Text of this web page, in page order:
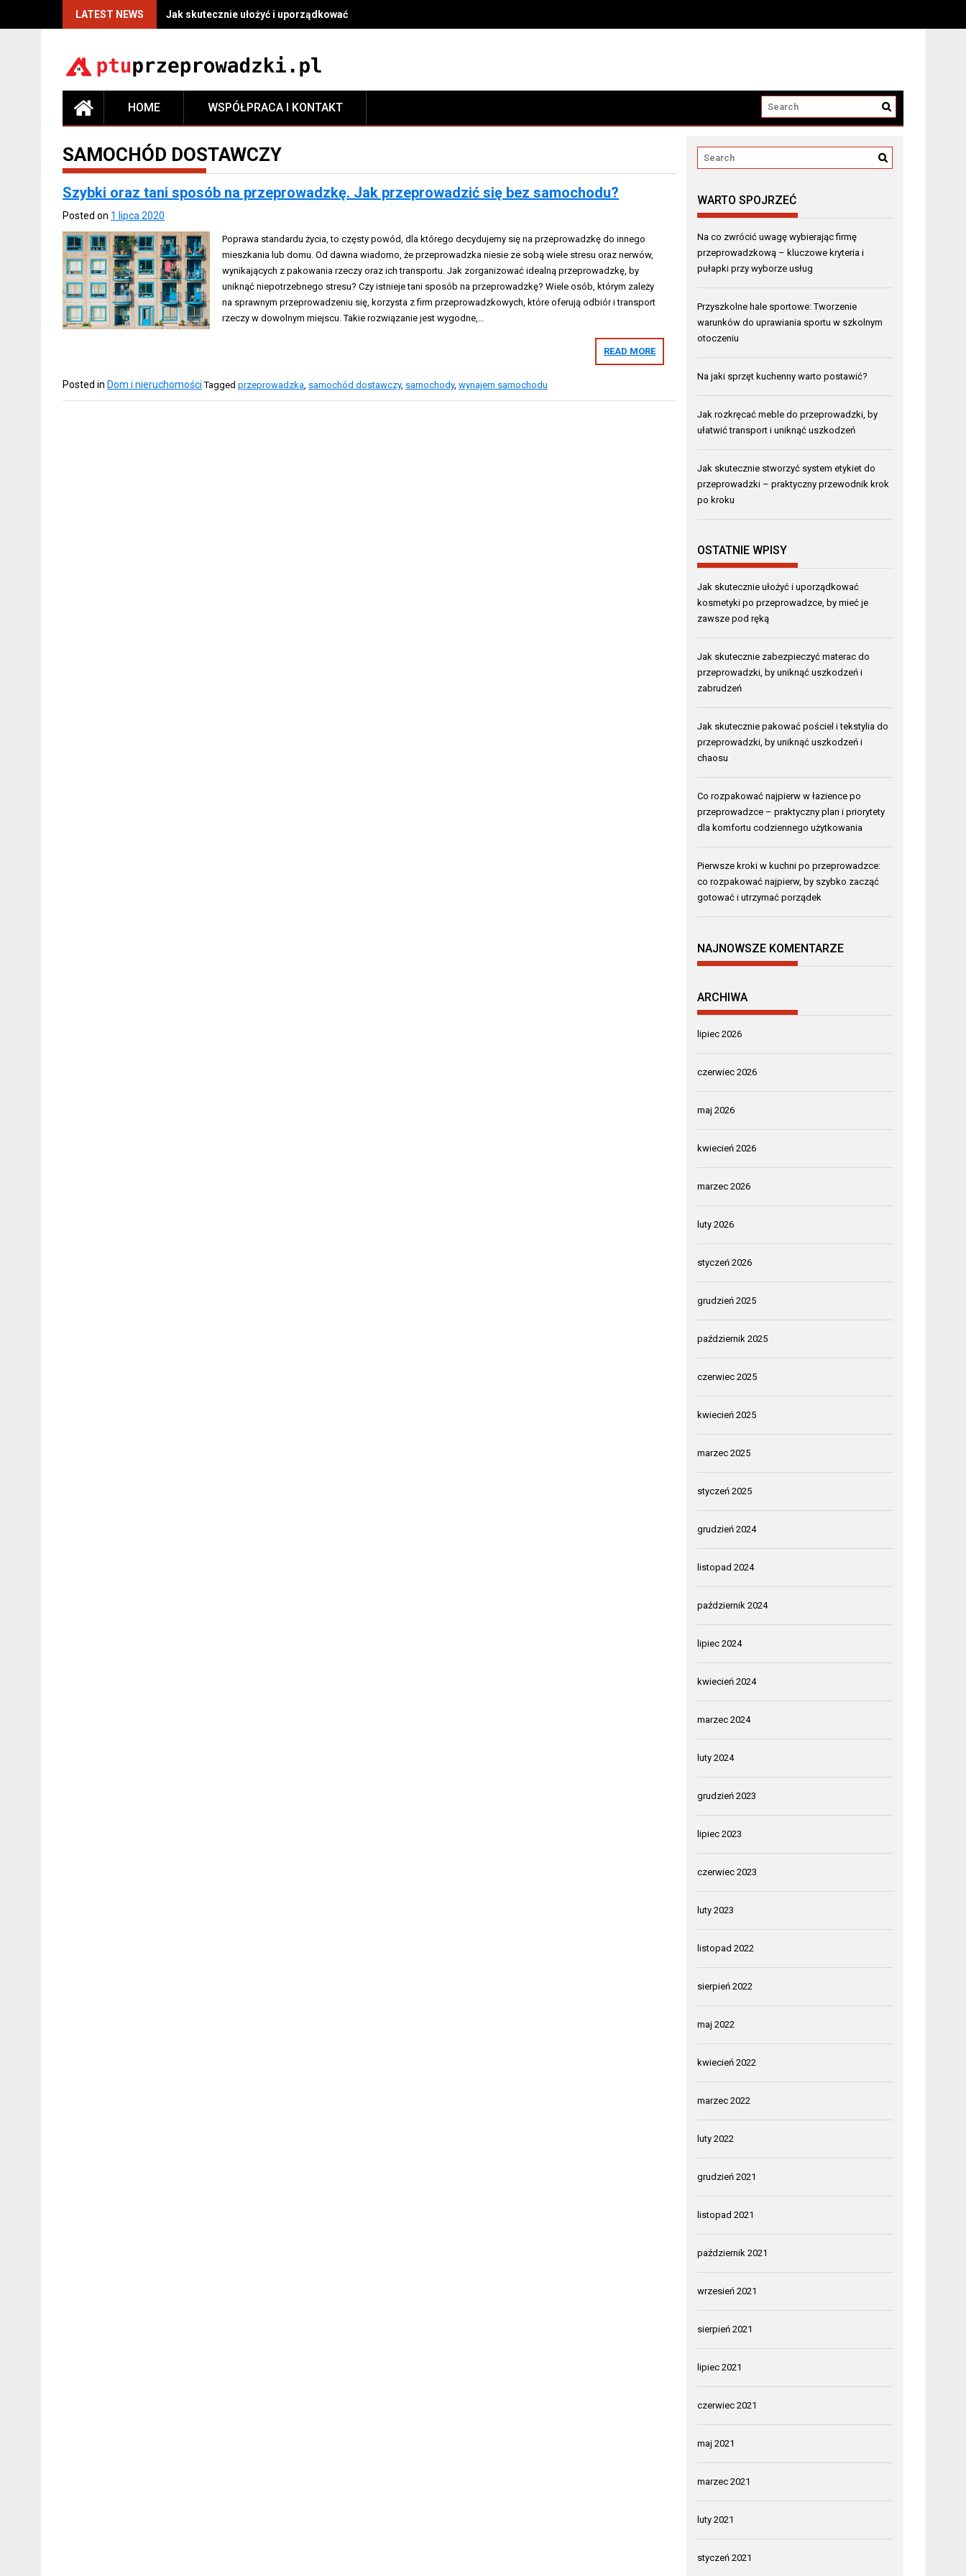
LATEST NEWS Jak skutecznie ułożyć i uporządkować kosmetyki po przeprowadzce, by mieć je zawsze pod ręką
HOME WSPÓŁPRACA I KONTAKT
SAMOCHÓD DOSTAWCZY
Szybki oraz tani sposób na przeprowadzkę. Jak przeprowadzić się bez samochodu?
Posted on 1 lipca 2020
Poprawa standardu życia, to częsty powód, dla którego decydujemy się na przeprowadzkę do innego
mieszkania lub domu. Od dawna wiadomo, że przeprowadzka niesie ze sobą wiele stresu oraz nerwów,
wynikających z pakowania rzeczy oraz ich transportu. Jak zorganizować idealną przeprowadzkę, by
uniknąć niepotrzebnego stresu? Czy istnieje tani sposób na przeprowadzkę? Wiele osób, którym zależy
na sprawnym przeprowadzeniu się, korzysta z firm przeprowadzkowych, które oferują odbiór i transport
rzeczy w dowolnym miejscu. Takie rozwiązanie jest wygodne,…
READ MORE
Posted in Dom i nieruchomości Tagged przeprowadzka, samochód dostawczy, samochody, wynajem samochodu
WARTO SPOJRZEĆ
Na co zwrócić uwagę wybierając firmę
przeprowadzkową – kluczowe kryteria i
pułapki przy wyborze usług
Przyszkolne hale sportowe: Tworzenie
warunków do uprawiania sportu w szkolnym
otoczeniu
Na jaki sprzęt kuchenny warto postawić?
Jak rozkręcać meble do przeprowadzki, by
ułatwić transport i uniknąć uszkodzeń
Jak skutecznie stworzyć system etykiet do
przeprowadzki – praktyczny przewodnik krok
po kroku
OSTATNIE WPISY
Jak skutecznie ułożyć i uporządkować
kosmetyki po przeprowadzce, by mieć je
zawsze pod ręką
Jak skutecznie zabezpieczyć materac do
przeprowadzki, by uniknąć uszkodzeń i
zabrudzeń
Jak skutecznie pakować pościel i tekstylia do
przeprowadzki, by uniknąć uszkodzeń i
chaosu
Co rozpakować najpierw w łazience po
przeprowadzce – praktyczny plan i priorytety
dla komfortu codziennego użytkowania
Pierwsze kroki w kuchni po przeprowadzce:
co rozpakować najpierw, by szybko zacząć
gotować i utrzymać porządek
NAJNOWSZE KOMENTARZE
ARCHIWA
lipiec 2026
czerwiec 2026
maj 2026
kwiecień 2026
marzec 2026
luty 2026
styczeń 2026
grudzień 2025
październik 2025
czerwiec 2025
kwiecień 2025
marzec 2025
styczeń 2025
grudzień 2024
listopad 2024
październik 2024
lipiec 2024
kwiecień 2024
marzec 2024
luty 2024
grudzień 2023
lipiec 2023
czerwiec 2023
luty 2023
listopad 2022
sierpień 2022
maj 2022
kwiecień 2022
marzec 2022
luty 2022
grudzień 2021
listopad 2021
październik 2021
wrzesień 2021
sierpień 2021
lipiec 2021
czerwiec 2021
maj 2021
marzec 2021
luty 2021
styczeń 2021